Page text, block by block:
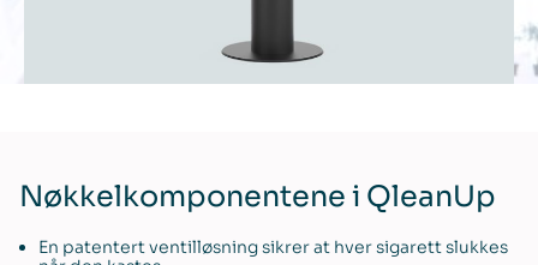
Nøkkelkomponentene i QleanUp
En patentert ventilløsning sikrer at hver sigarett slukkes